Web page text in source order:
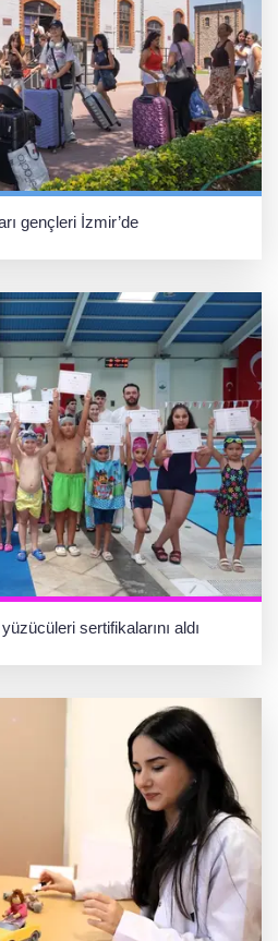
gençleri İzmir’de
sertifikalarını aldı